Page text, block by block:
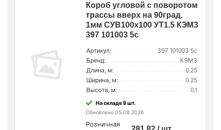
Короб угловой с поворотом
трассы вверх на 90град.
1мм СУВ100х100 УТ1.5 КЭМЗ
397 101003 5c
Артикул:
397 101003 5c
Бренд:
КЭМЗ
Длина, м:
0.25
Ширина, м:
0.25
Высота, м:
0.1
На складе 9 шт.
Обновлено 05.08.2026
Розничная